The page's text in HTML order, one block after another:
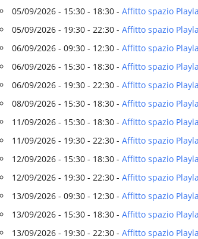
05/09/2026 - 15:30 - 18:30 - Affitto spazio
05/09/2026 - 19:30 - 22:30 - Affitto spazio
06/09/2026 - 09:30 - 12:30 - Affitto spazio
06/09/2026 - 15:30 - 18:30 - Affitto spazio
06/09/2026 - 19:30 - 22:30 - Affitto spazio
08/09/2026 - 15:30 - 18:30 - Affitto spazio
11/09/2026 - 15:30 - 18:30 - Affitto spazio
11/09/2026 - 19:30 - 22:30 - Affitto spazio
12/09/2026 - 15:30 - 18:30 - Affitto spazio
12/09/2026 - 19:30 - 22:30 - Affitto spazio
13/09/2026 - 09:30 - 12:30 - Affitto spazio
13/09/2026 - 15:30 - 18:30 - Affitto spazio
13/09/2026 - 19:30 - 22:30 - Affitto spazio